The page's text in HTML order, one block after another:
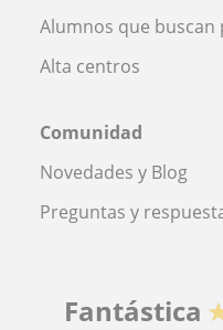
Alumnos que
Alta centros
Comunidad
Novedades y Blog
Preguntas y
Fantástica